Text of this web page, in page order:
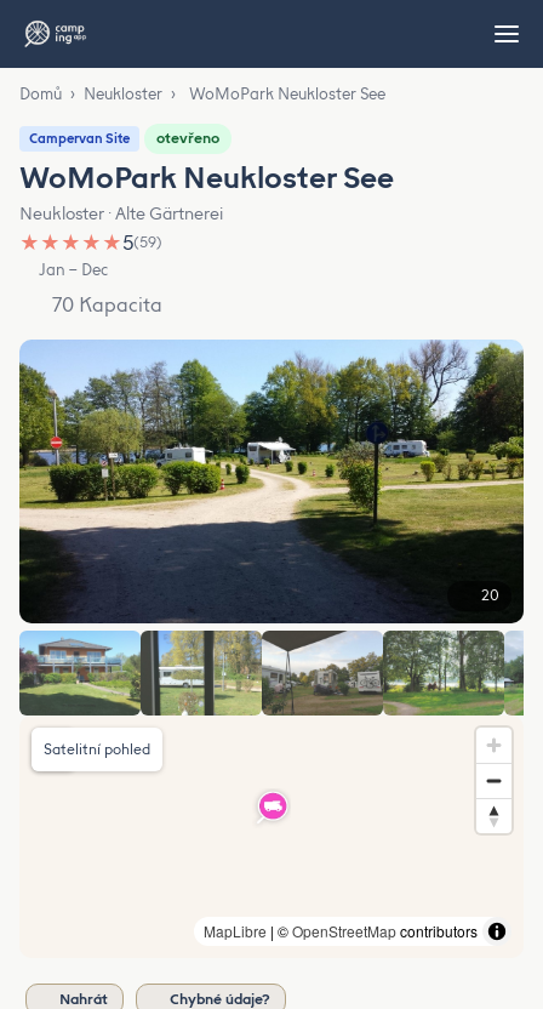
Domů › Neukloster › WoMoPark Neukloster See
Campervan Site otevřeno
WoMoPark Neukloster See
Neukloster · Alte Gärtnerei
★ ★ ★ ★ ★5(59)
Jan – Dec
70 Kapacita
20
MapLibre | ©OpenStreetMapcontributors
Satelitní pohled
Nahrát Chybné údaje?